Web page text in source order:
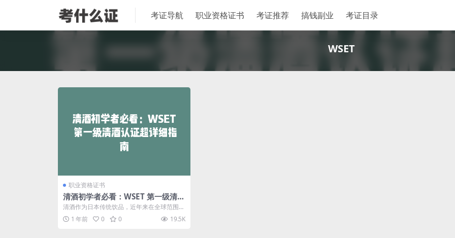
考证导航 职业资格证书 考证推荐 搞钱副业 考证目录
WSET
职业资格证书
清酒初学者必看：WSET 第一级清酒
认证超详细指南
清酒作为日本传统饮品，近年来在全球范围内
越来越受欢迎。如果你是一位清酒爱好者或
是...1 年前 0 0 19.5K